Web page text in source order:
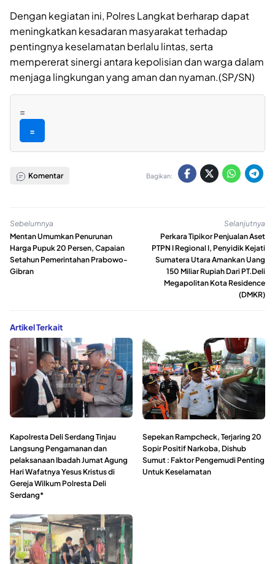
Dengan kegiatan ini, Polres Langkat berharap dapat
meningkatkan kesadaran masyarakat terhadap
pentingnya keselamatan berlalu lintas, serta
mempererat sinergi antara kepolisian dan warga dalam
menjaga lingkungan yang aman dan nyaman.(SP/SN)
=
=
Komentar Bagikan:
Sebelumnya
Mentan Umumkan Penurunan
Harga Pupuk 20 Persen, Capaian
Setahun Pemerintahan Prabowo-
Gibran
Selanjutnya
Perkara Tipikor Penjualan Aset
PTPN I Regional I, Penyidik Kejati
Sumatera Utara Amankan Uang
150 Miliar Rupiah Dari PT.Deli
Megapolitan Kota Residence
(DMKR)
Artikel Terkait
Kapolresta Deli Serdang Tinjau
Langsung Pengamanan dan
pelaksanaan Ibadah Jumat Agung
Hari Wafatnya Yesus Kristus di
Gereja Wilkum Polresta Deli
Serdang*
Sepekan Rampcheck, Terjaring 20
Sopir Positif Narkoba, Dishub
Sumut : Faktor Pengemudi Penting
Untuk Keselamatan